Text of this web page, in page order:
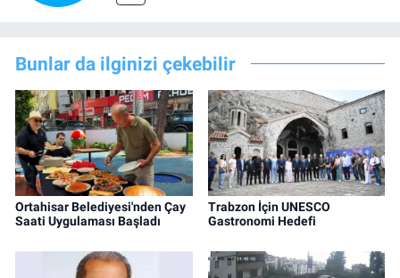
Bunlar da ilginizi çekebilir
Ortahisar Belediyesi'nden Çay
Saati Uygulaması Başladı
Trabzon İçin UNESCO
Gastronomi Hedefi